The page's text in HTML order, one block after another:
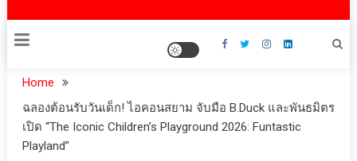
Home
ฉลองต้อนรับวันเด็ก! ไอคอนสยาม จับมือ B.Duck และพันธมิตร
เปิด “The Iconic Children’s Playground 2026: Funtastic
Playland”